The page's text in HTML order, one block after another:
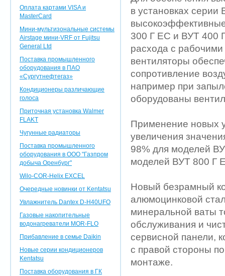
Оплата картами VISA и
MasterCard
Мини-мультизональные системы
Airstage мини-VRF от Fujitsu
General Ltd
Поставка промышленного
оборудования в ПАО
«Сургутнефтегаз»
Кондиционеры различающие
голоса
Приточная установка Walmer
FLAKT
Чугунные радиаторы
Поставка промышленного
оборудования в ООО "Газпром
добыча Оренбург"
Wilo-COR-Helix EXCEL
Очередные новинки от Kentatsu
Увлажнитель Dantex D-H40UFO
Газовые накопительные
водонагреватели MOR-FLO
Прибавление в семье Daikin
Новые серии кондиционеров
Kentatsu
Поставка оборудования в ГК
в установках
300 Г ЕС и ВУТ 400
расхода с
вентиляторы
сопротивление
например при
оборудованы
Применение новых
увеличения
98% для моделей
моделей ВУТ 800 Г
Новый безрамный
алюмоцинковой
минеральной ваты
обслуживания и
сервисной панели,
с правой стороны
монтаже.